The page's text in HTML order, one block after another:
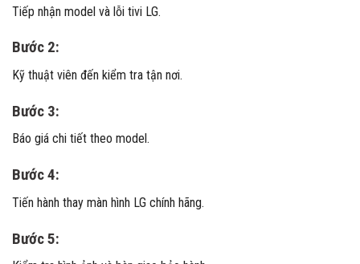
Tiếp nhận model và lỗi tivi LG.
Bước 2:
Kỹ thuật viên đến kiểm tra tận nơi.
Bước 3:
Báo giá chi tiết theo model.
Bước 4:
Tiến hành thay màn hình LG chính hãng.
Bước 5: